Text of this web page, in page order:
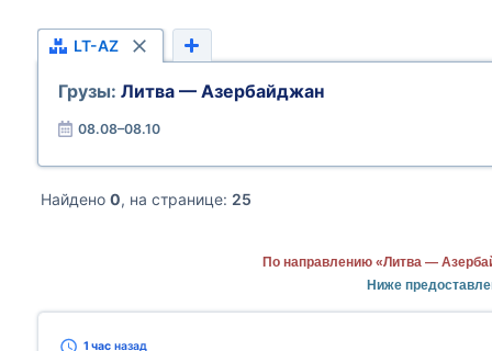
LT-AZ
Грузы: Литва — Азербайджан
08.08–08.10
Найдено 0, на странице: 25
По направлению «Литва —
Ниже
1 час назад